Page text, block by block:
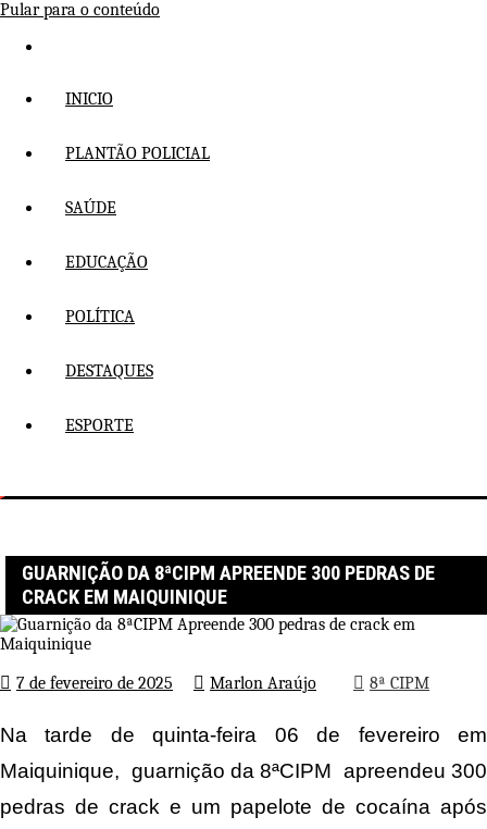
Pular para o conteúdo
INICIO
PLANTÃO POLICIAL
SAÚDE
EDUCAÇÃO
POLÍTICA
DESTAQUES
ESPORTE
GUARNIÇÃO DA 8ªCIPM APREENDE 300 PEDRAS DE
CRACK EM MAIQUINIQUE
7 de fevereiro de 2025 Marlon Araújo 8ª CIPM
Na tarde de quinta-feira 06 de fevereiro em
Maiquinique, guarnição da 8ªCIPM apreendeu 300
pedras de crack e um papelote de cocaína após